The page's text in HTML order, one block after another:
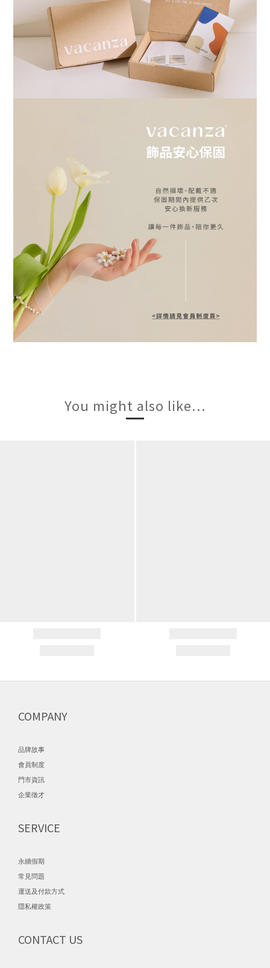
You might also like...
COMPANY
品牌故事
會員制度
門市資訊
企業徵才
SERVICE
永續假期
常見問題
運送及付款方式
隱私權政策
CONTACT US